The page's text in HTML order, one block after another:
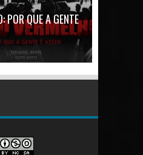
POR QUE A GENTE
a Gente é